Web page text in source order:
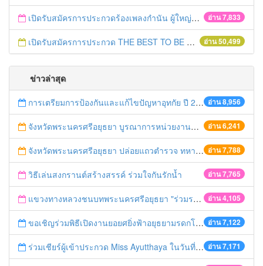
อ่าน 7,833
เปิดรับสมัครการประกวดร้องเพลงกำนัน ผู้ใหญ่บ้าน ฯลฯ
อ่าน 50,499
เปิดรับสมัครการประกวด THE BEST TO BE NUMBER ONE
ข่าวล่าสุด
อ่าน 8,956
การเตรียมการป้องกันและแก้ไขปัญหาอุทกัย ปี 2561
อ่าน 6,241
จังหวัดพระนครศรีอยุธยา บูรณาการหน่วยงานที่เกี่ยวข้อง ลงพื้นที่จัดระเบียบและดำเนินมาตรการตามบทลงโทษสูงสุดกับผู้ประกอบการร้านค้าที่ยังฝ่าฝืนตั้งร้านค้ารุกล้ำเขตพื้นที่ทางหลวง เตรียมความปลอดภัยก่อนเทศกาลสงกรานต์
อ่าน 7,788
จังหวัดพระนครศรีอยุธยา ปล่อยแถวตำรวจ ทหาร ฝ่ายปกครอง กว่า 100 นาย ตรวจเข้มท่ารถสาธารณะ สถานีขนส่งรถโดยสาร วินรถตู้ และสถานีรถไฟ เตรียมรับมือเทศกาลสงกรานต์
อ่าน 7,765
วิธีเล่นสงกรานต์สร้างสรรค์ ร่วมใจกันรักน้ำ
อ่าน 4,105
แขวงทางหลวงชนบทพระนครศรีอยุธยา "ร่วมรณรงค์ ขับช้า เปิดไฟหน้า คาดเข็มขัด" เทศกาลสงกรานต์ ปี 2561
อ่าน 7,122
ขอเชิญร่วมพิธีเปิดงานยอยศยิ่งฟ้าอยุธยามรดกโลก
อ่าน 7,171
ร่วมเชียร์ผู้เข้าประกวด Miss Ayutthaya ในวันที่ 15 ธันวาคม 2560